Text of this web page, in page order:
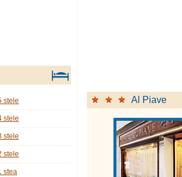
Al Piave
stele
stele
stele
stele
stea